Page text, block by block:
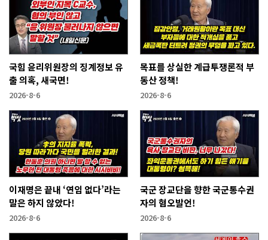
국힘 윤리위원장의 징계정보 유
출 의혹, 새국면!
2026-8-6
목표를 상실한 계급투쟁론적 부
동산 정책!
2026-8-6
이재명은 끝내 ‘연임 없다’라는
말은 하지 않았다!
2026-8-6
국군 장교단을 향한 국군통수권
자의 혐오발언!
2026-8-6